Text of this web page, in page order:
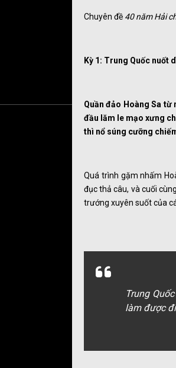
Chuyên đề 40 năm Hải
Kỳ 1: Trung Quốc nuốt
Quần đảo Hoàng Sa
đầu lăm le mạo xưng
thì nổ súng cưỡng
Quá trình gặm nhấm
đục thả câu, và cuối
trướng xuyên suốt của
Trung
làm được